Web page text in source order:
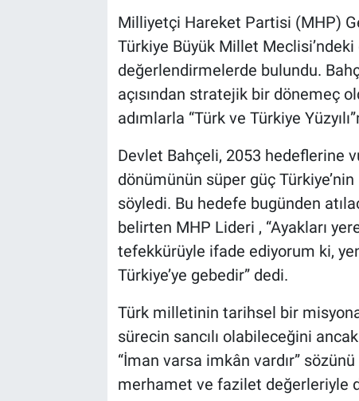
Milliyetçi Hareket Partisi (MHP)
Türkiye Büyük Millet
değerlendirmelerde bulundu.
açısından stratejik bir dönemeç
adımlarla “Türk ve Türkiye
Devlet Bahçeli, 2053 hedeflerine
dönümünün süper güç
söyledi. Bu hedefe bugünden
belirten MHP Lideri , “Ayakları
tefekkürüyle ifade ediyorum ki,
Türkiye’ye gebedir” dedi.
Türk milletinin tarihsel bir
sürecin sancılı olabileceğini
“İman varsa imkân vardır”
merhamet ve fazilet değerleriyle